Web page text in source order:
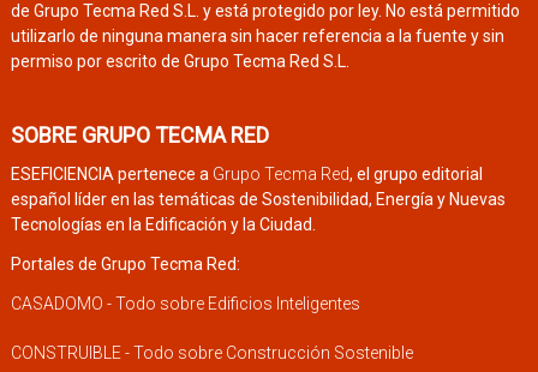
de Grupo Tecma Red S.L. y está protegido por ley. No está permitido
utilizarlo de ninguna manera sin hacer referencia a la fuente y sin
permiso por escrito de Grupo Tecma Red S.L.
SOBRE GRUPO TECMA RED
ESEFICIENCIA pertenece a Grupo Tecma Red, el grupo editorial
español líder en las temáticas de Sostenibilidad, Energía y Nuevas
Tecnologías en la Edificación y la Ciudad.
Portales de Grupo Tecma Red:
CASADOMO - Todo sobre Edificios Inteligentes
CONSTRUIBLE - Todo sobre Construcción Sostenible